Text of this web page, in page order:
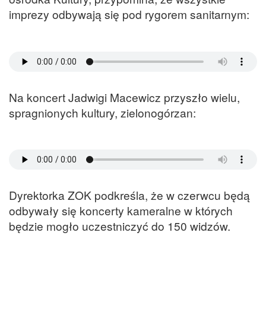
imprezy odbywają się pod rygorem sanitarnym:
Na koncert Jadwigi Macewicz przyszło wielu,
spragnionych kultury, zielonogórzan:
Dyrektorka ZOK podkreśla, że w czerwcu będą
odbywały się koncerty kameralne w których
będzie mogło uczestniczyć do 150 widzów.